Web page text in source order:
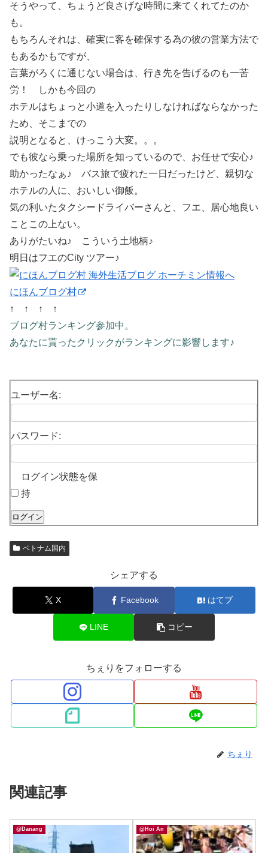
そうやって、ちょうど良さげな時間に来てくれてたのか
も。
もちろんそれは、確実に客を確保する為の彼の営業方法で
もあるかもですが、
言葉がろくに通じない場合は、行き先を告げるのも一苦
労！ しかも今回の
ホテルはちょっと小道を入ったりしなければならなかった
ため、そこまでの
説明となると、けっこう大変。。。
でも彼なら乗った場所を知っているので、お任せで安心♪
助かったなぁ♪ バス旅で疲れた一日だったけど、親切な
ホテルの人に、おいしい御飯。
気の利いたタクシードライバーさんと、フエ、居心地良い
ことこの上ない。
ありがたいね♪ こういう土地柄♪
明日はフエのCity ツアー♪
にほんブログ村
↑ ↑ ↑ ↑
ブログ村ランキング参加中。
あなたに貰ったクリックがランキングに影響します♪
ユーザー名:
パスワード:
ログイン状態を保
持
ログイン
ベトナム国内
シェアする
X Facebook はてブ
LINE コピー
ちぇりをフォローする
ちぇり
関連記事
@Danang @Hoi An